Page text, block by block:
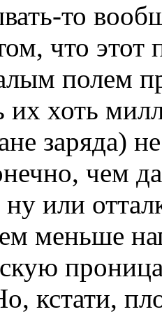
то
что
полем
их хоть
заряда)
чем
или
меньше
кстати,